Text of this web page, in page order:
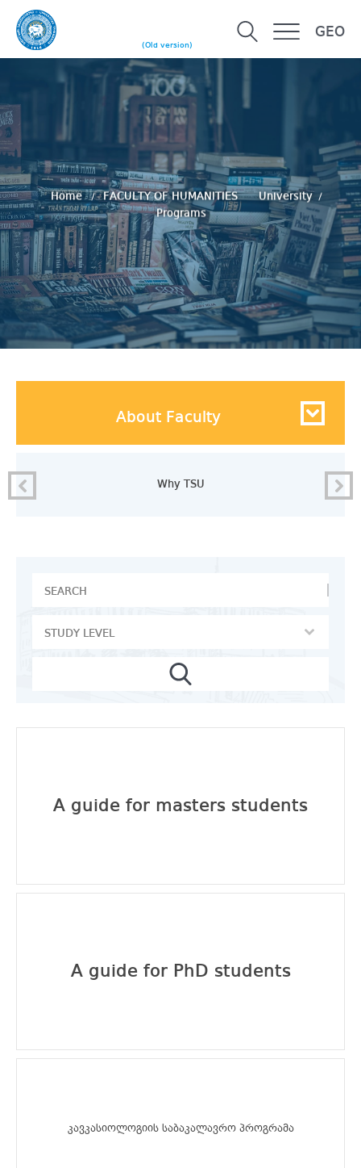
(Old version)
GEO
Home FACULTY OF HUMANITIES
University
Programs
About Faculty
Why TSU
A guide for masters students
A guide for PhD students
კავკასიოლოგიის საბაკალავრო პროგრამა